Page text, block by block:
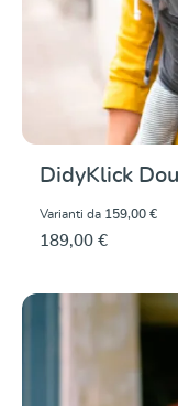
DidyKlick
Varianti da 159,00 €
189,00 €